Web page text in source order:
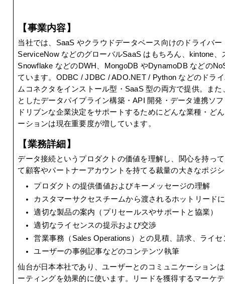
【事業内容】
当社では、SaaS やクラウドデータベース向けのドライバ
ServiceNow などのグローバルSaaS はもちろん、kintone
Snowflake などのDWH、MongoDB やDynamoDB などの
ています。ODBC / JDBC / ADO.NET / Python などのドラ
ムコネクタをインストール型・SaaS 型の両方で提供。ま
としたデータパイプライン構築・API 開発・データ連携ソ
ドリブンな企業決定をサポートするためにどんな業種・ど
ーションは現在重要度が増しています。
【業務詳細】
データ接続というプロダクトの価値を理解し、関心を持っ
て顧客やパートナーアカウントを持てる裁量の大きなポジ
プロダクトの提供価値およびキーメッセージの理解
カスタマーサクセスチームから渡されるホットリード
適切な製品の案内（プリセールスやサポートと協業）
適切なライセンスの提示および交渉
営業事務（Sales Operations）との見積、請求、ライ
ユーザーの事例記事などのコンテンツ執筆
仙台が日本本社であり、ユーザーとのコミュニケーション
ーティングを効果的に使います。リードを獲得するマーケ